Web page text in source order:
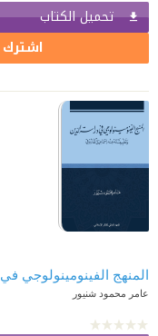
تحميل الكتاب
اشترك
عامر محمود شنيور